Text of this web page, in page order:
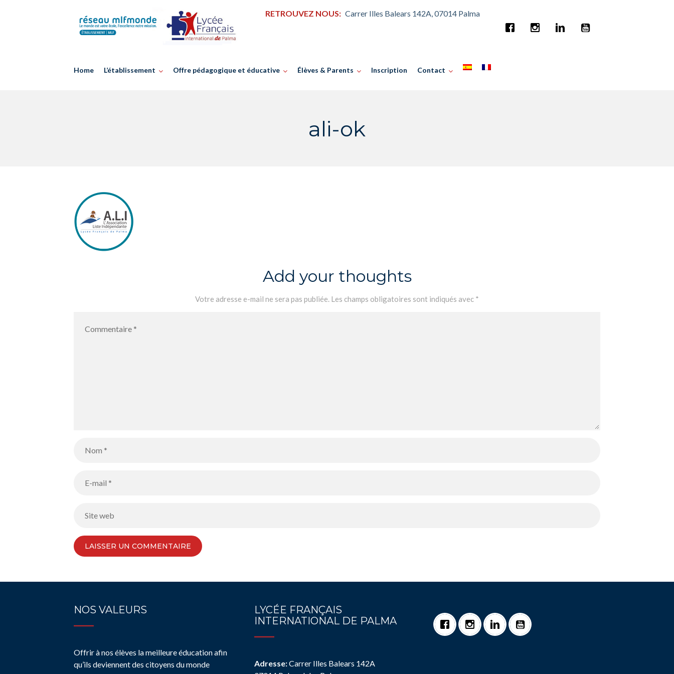
RETROUVEZ NOUS: Carrer Illes Balears 142A, 07014 Palma
Home L’établissement Offre pédagogique et éducative Élèves & Parents Inscription Contact
ali-ok
Add your thoughts
Votre adresse e-mail ne sera pas publiée. Les champs obligatoires sont indiqués avec *
NOS VALEURS
Offrir à nos élèves la meilleure éducation afin
qu’ils deviennent des citoyens du monde
LYCÉE FRANÇAIS
INTERNATIONAL DE PALMA
Adresse:Carrer Illes Balears 142A